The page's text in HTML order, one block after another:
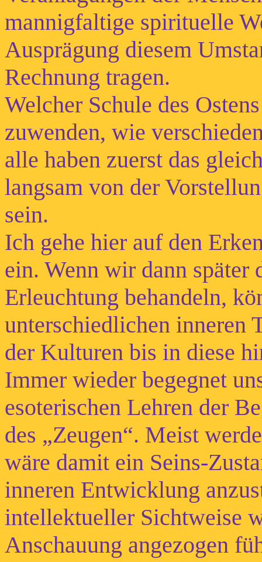
mannigfaltige spirituelle
Ausprägung diesem
Rechnung tragen.
Welcher Schule des
zuwenden, wie
alle haben zuerst das
langsam von der
sein.
Ich gehe hier auf den
ein. Wenn wir dann später
Erleuchtung behandeln,
unterschiedlichen inneren
der Kulturen bis in diese
Immer wieder begegnet
esoterischen Lehren der
des „Zeugen“. Meist
wäre damit ein Seins-
inneren Entwicklung
intellektueller Sichtweise
Anschauung angezogen